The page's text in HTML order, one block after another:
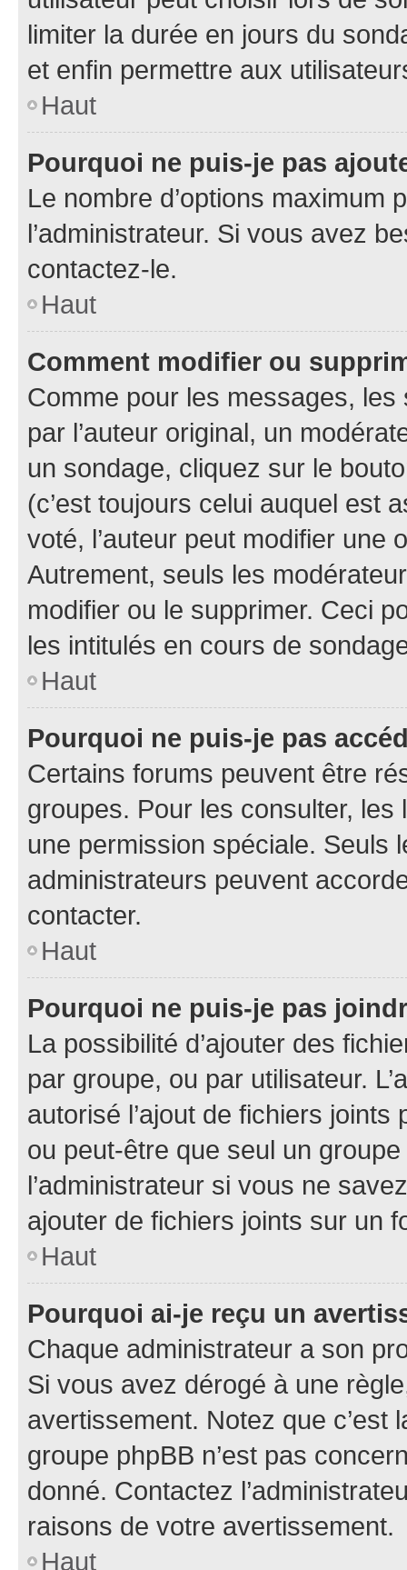
limiter la durée en jours du
et enfin permettre aux
Haut
Pourquoi ne puis-je pas
Le nombre d’options maximum
l’administrateur. Si vous avez
contactez-le.
Haut
Comment modifier ou
Comme pour les messages,
par l’auteur original, un
un sondage, cliquez sur le
(c’est toujours celui auquel est
voté, l’auteur peut modifier une
Autrement, seuls les
modifier ou le supprimer. Ceci
les intitulés en cours de
Haut
Pourquoi ne puis-je pas
Certains forums peuvent être
groupes. Pour les consulter,
une permission spéciale. Seuls
administrateurs peuvent
contacter.
Haut
Pourquoi ne puis-je pas
La possibilité d’ajouter des
par groupe, ou par utilisateur.
autorisé l’ajout de fichiers
ou peut-être que seul un
l’administrateur si vous ne
ajouter de fichiers joints sur un
Haut
Pourquoi ai-je reçu un
Chaque administrateur a son
Si vous avez dérogé à une
avertissement. Notez que c’est
groupe phpBB n’est pas
donné. Contactez
raisons de votre avertissement.
Haut